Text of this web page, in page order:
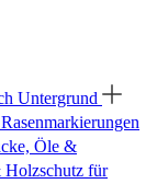
Untergrund
Öle &
für